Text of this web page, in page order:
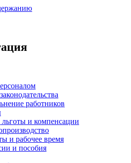
работников
льготы и компенсации
и рабочее время
и пособия